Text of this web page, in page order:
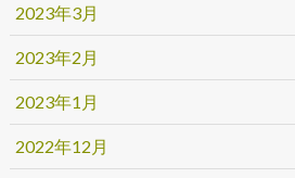
2023年3月
2023年2月
2023年1月
2022年12月